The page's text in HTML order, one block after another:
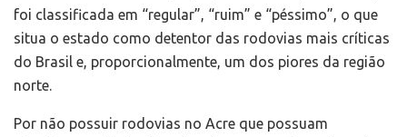
foi classificada em “regular”, “ruim” e “péssimo”, o que
situa o estado como detentor das rodovias mais críticas
do Brasil e, proporcionalmente, um dos piores da região
norte.
Por não possuir rodovias no Acre que possuam